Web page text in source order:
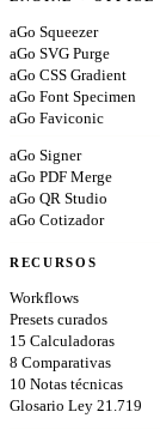
aGo Squeezer
aGo SVG Purge
aGo CSS Gradient
aGo Font Specimen
aGo Faviconic
aGo Signer
aGo PDF Merge
aGo QR Studio
aGo Cotizador
RECURSOS
Workflows
Presets curados
15 Calculadoras
8 Comparativas
10 Notas técnicas
Glosario Ley 21.719